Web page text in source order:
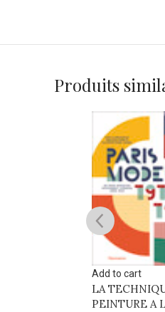
Produits
Add to cart
LA
PEINTURE A